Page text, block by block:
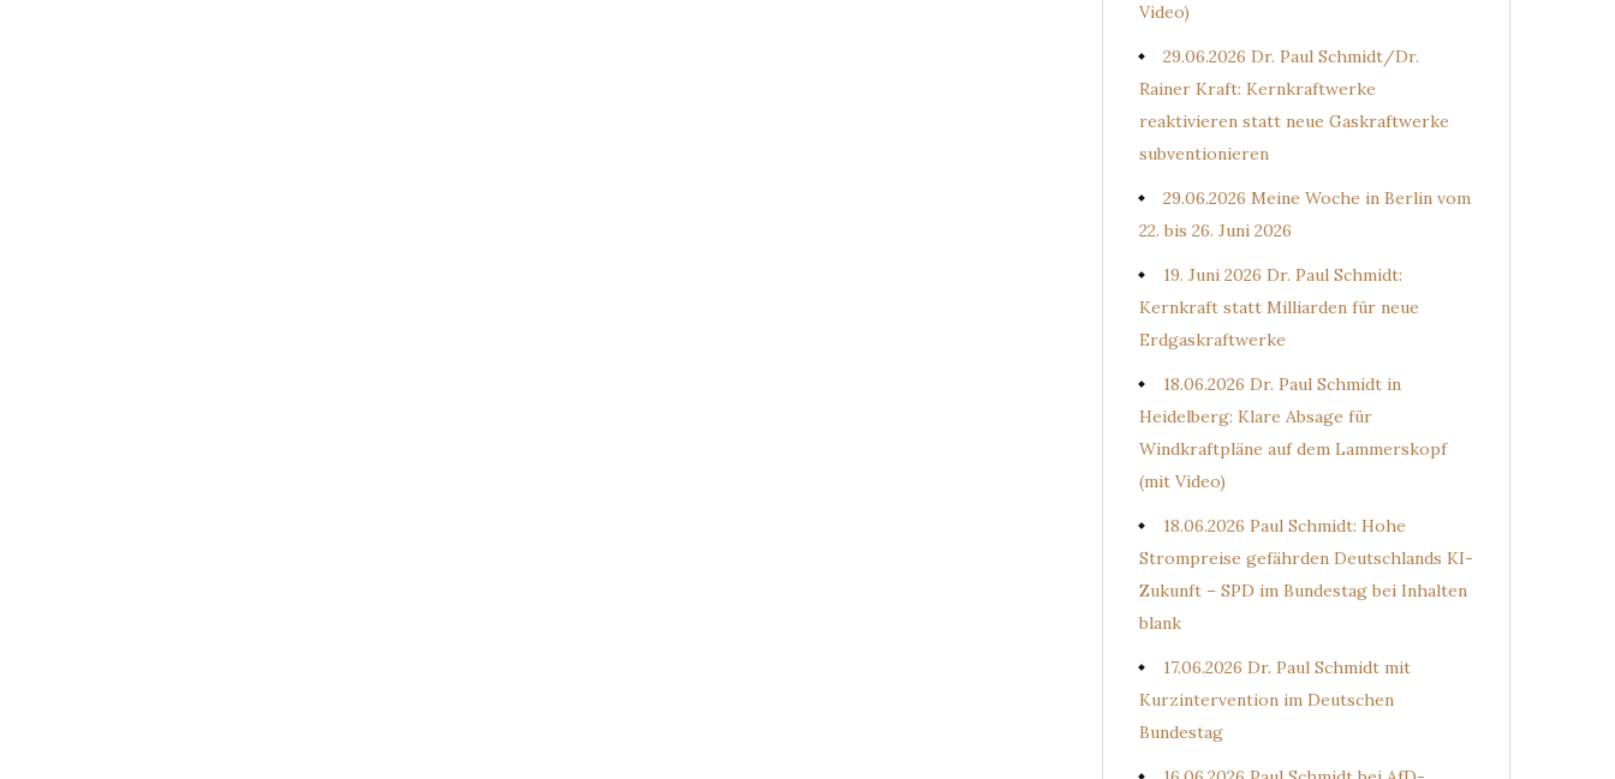
Video)
29.06.2026 Dr. Paul Schmidt/Dr.
Rainer Kraft: Kernkraftwerke
reaktivieren statt neue Gaskraftwerke
subventionieren
29.06.2026 Meine Woche in Berlin vom
22. bis 26. Juni 2026
19. Juni 2026 Dr. Paul Schmidt:
Kernkraft statt Milliarden für neue
Erdgaskraftwerke
18.06.2026 Dr. Paul Schmidt in
Heidelberg: Klare Absage für
Windkraftpläne auf dem Lammerskopf
(mit Video)
18.06.2026 Paul Schmidt: Hohe
Strompreise gefährden Deutschlands KI-
Zukunft – SPD im Bundestag bei Inhalten
blank
17.06.2026 Dr. Paul Schmidt mit
Kurzintervention im Deutschen
Bundestag